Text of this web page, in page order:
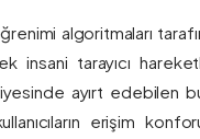
algoritmaları
insani tarayıcı
ayırt edebilen
erişim